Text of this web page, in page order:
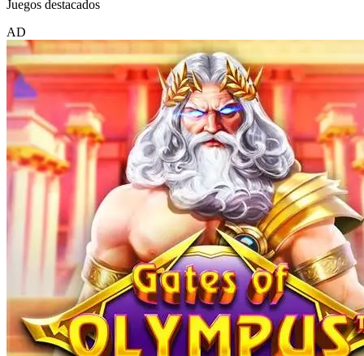
Juegos destacados
AD